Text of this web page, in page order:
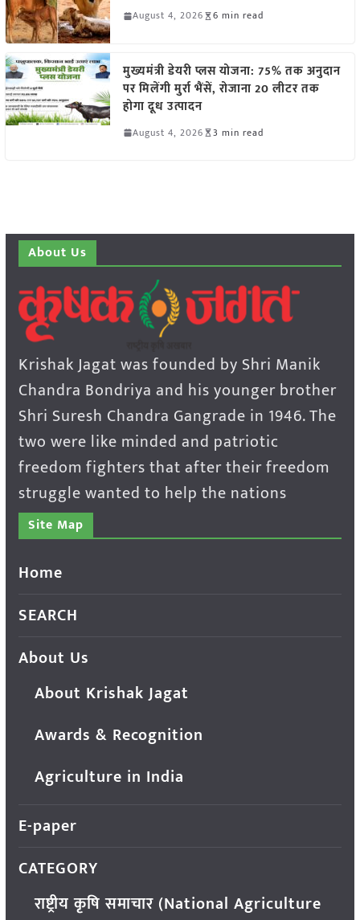
August 4, 2026 6 min read
मुख्यमंत्री डेयरी प्लस योजना: 75% तक अनुदान
पर मिलेंगी मुर्रा भैंसें, रोजाना 20 लीटर तक
होगा दूध उत्पादन
August 4, 2026 3 min read
About Us
Krishak Jagat was founded by Shri Manik
Chandra Bondriya and his younger brother
Shri Suresh Chandra Gangrade in 1946. The
two were like minded and patriotic
freedom fighters that after their freedom
struggle wanted to help the nations
Site Map
Home
SEARCH
About Us
About Krishak Jagat
Awards & Recognition
Agriculture in India
E-paper
CATEGORY
राष्ट्रीय कृषि समाचार (National Agriculture